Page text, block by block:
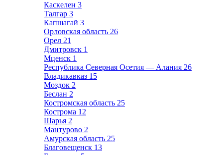
Каскелен 3
Талгар 3
Капшагай 3
Орловская область 26
Орел 21
Дмитровск 1
Мценск 1
Республика Северная Осетия — Алания 26
Владикавказ 15
Моздок 2
Беслан 2
Костромская область 25
Кострома 12
Шарья 2
Мантурово 2
Амурская область 25
Благовещенск 13